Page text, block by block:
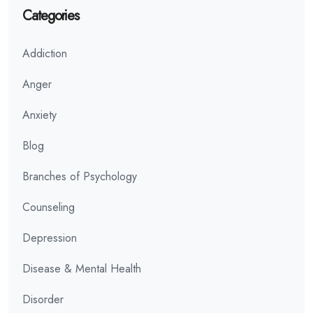
Categories
Addiction
Anger
Anxiety
Blog
Branches of Psychology
Counseling
Depression
Disease & Mental Health
Disorder